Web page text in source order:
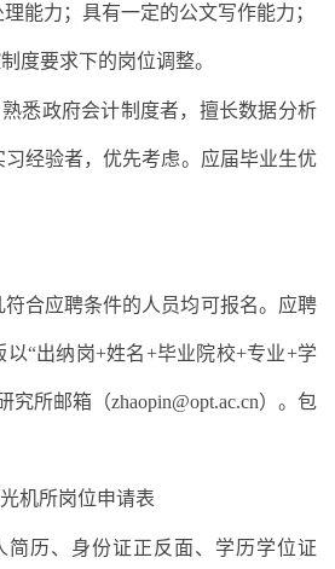
能力；具有一定的公文写作能力；
度要求下的岗位调整。
悉政府会计制度者，擅长数据分析
经验者，优先考虑。应届毕业生优
符合应聘条件的人员均可报名。应聘
“出纳岗+姓名+毕业院校+专业+学
究所邮箱（zhaopin@opt.ac.cn）。包
机所岗位申请表
简历、身份证正反面、学历学位证